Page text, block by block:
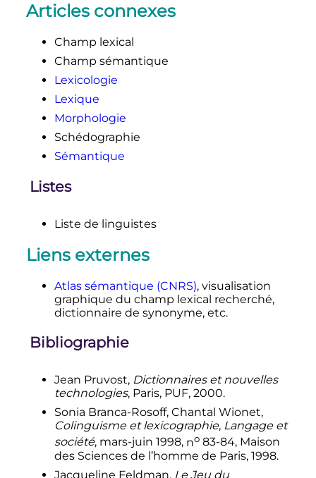
Articles connexes
Champ lexical
Champ sémantique
Lexicologie
Lexique
Morphologie
Schédographie
Sémantique
Listes
Liste de linguistes
Liens externes
Atlas sémantique (CNRS), visualisation
graphique du champ lexical recherché,
dictionnaire de synonyme, etc.
Bibliographie
Jean Pruvost, Dictionnaires et nouvelles
technologies, Paris, PUF, 2000.
Sonia Branca-Rosoff, Chantal Wionet,
Colinguisme et lexicographie, Langage et
société, mars-juin 1998, no83-84, Maison
des Sciences de l’homme de Paris, 1998.
Jacqueline Feldman, Le Jeu du